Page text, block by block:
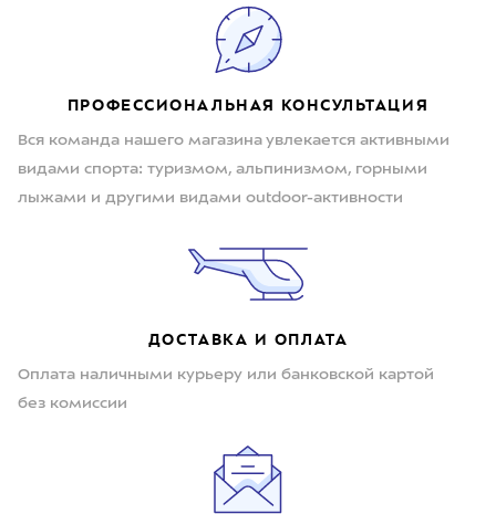
ПРОФЕССИОНАЛЬНАЯ КОНСУЛЬТАЦИЯ
Вся команда нашего магазина увлекается активными
видами спорта: туризмом, альпинизмом, горными
лыжами и другими видами outdoor-активности
ДОСТАВКА И ОПЛАТА
Оплата наличными курьеру или банковской картой
без комиссии